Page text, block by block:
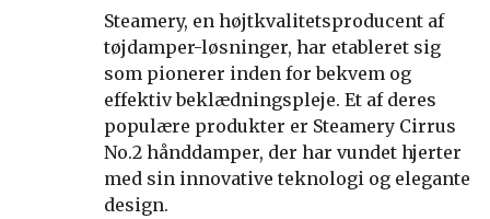
Steamery, en højtkvalitetsproducent af
tøjdamper-løsninger, har etableret sig
som pionerer inden for bekvem og
effektiv beklædningspleje. Et af deres
populære produkter er Steamery Cirrus
No.2 hånddamper, der har vundet hjerter
med sin innovative teknologi og elegante
design.